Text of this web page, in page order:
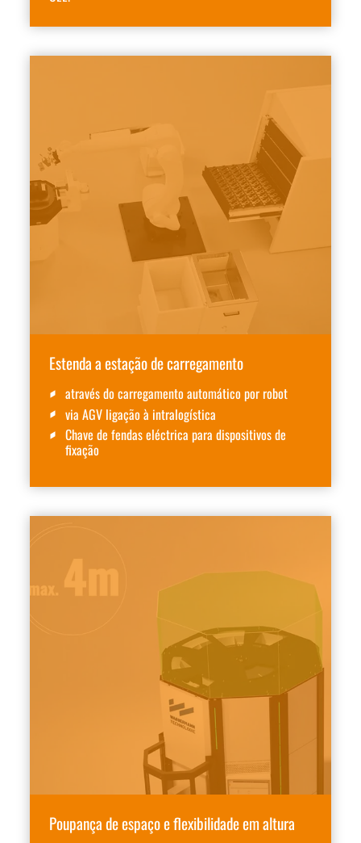
Estenda a estação de carregamento
através do carregamento automático por robot
via AGV ligação à intralogística
Chave de fendas eléctrica para dispositivos de
fixação
Poupança de espaço e flexibilidade em altura